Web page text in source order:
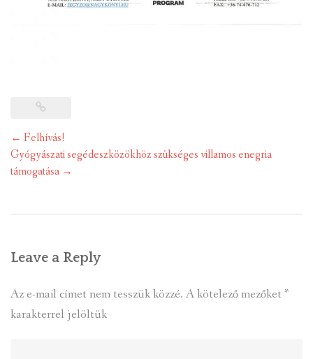
Post
navigation
← Felhívás!
Gyógyászati segédeszközökhöz szükséges villamos enegria
támogatása →
Leave a Reply
Az e-mail címet nem tesszük közzé. A kötelező mezőket *
karakterrel jelöltük